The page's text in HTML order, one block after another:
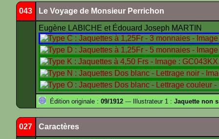
043 Le Voyage de Monsieur Perrichon
Eugène LABICHE et Édouard Joseph MARTIN
Édition originale : 09/1912 --- Illustrateur 1 : Jaquette non
027 Caractères